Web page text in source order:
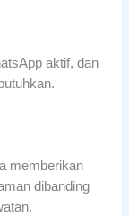
aktif, dan
memberikan
dibanding